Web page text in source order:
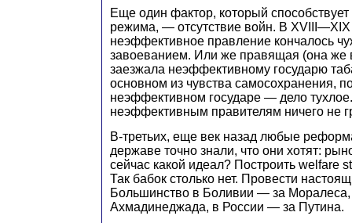
Еще один фактор, который способствует
режима, — отсутствие войн. В XVIII—XIX
неэффективное правление кончалось
завоеванием. Или же правящая (она же
заезжала неэффективному государю
основном из чувства самосохранения,
неэффективном государе — дело
неэффективным правителям ничего не
В-третьих, еще век назад любые
державе точно знали, что они хотят:
сейчас какой идеал? Построить welfare
Так бабок столько нет. Провести
Большинство в Боливии — за
Ахмадинеджада, в России — за Путина.